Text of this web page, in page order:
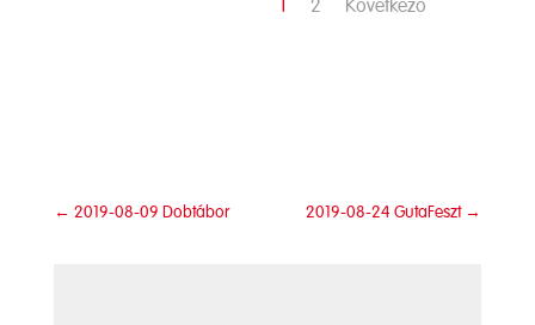
1 2 Következő
← 2019-08-09 Dobtábor 2019-08-24 GutaFeszt→